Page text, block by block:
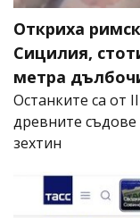
Откриха
Сицилия,
метра
Останките са от
древните съдове
зехтин